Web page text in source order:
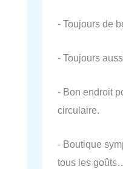
- Toujours de
- Toujours
- Bon endroit
circulaire.
- Boutique
tous les